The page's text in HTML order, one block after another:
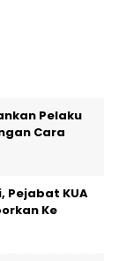
Pelaku
Cara
Pejabat KUA
Ke